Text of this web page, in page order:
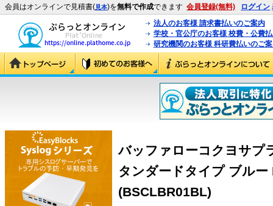
会員はオンラインで見積書(見本)を無料で作成できます 会員登録(無料) ログイン
法人のお客様 請求書払いのご案内
学校・官公庁のお客様 校費・公費
研究機関のお客様 科研費払いのご
バッファローコクヨサプ
タンダードタイプ ブル
(BSCLBR01BL)